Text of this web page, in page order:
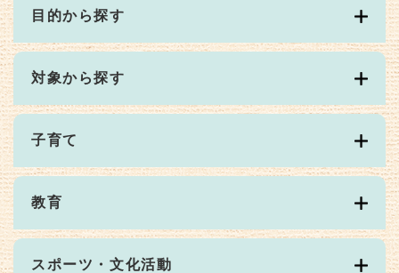
目的から探す
対象から探す
子育て
教育
スポーツ・文化活動